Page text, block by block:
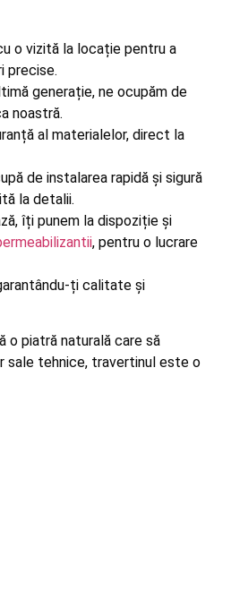
o vizită la locație pentru a
precise.
generație, ne ocupăm de
noastră.
al materialelor, direct la
de instalarea rapidă și sigură
la detalii.
îți punem la dispoziție și
, pentru o lucrare
ți calitate și
o piatră naturală care să
sale tehnice, travertinul este o